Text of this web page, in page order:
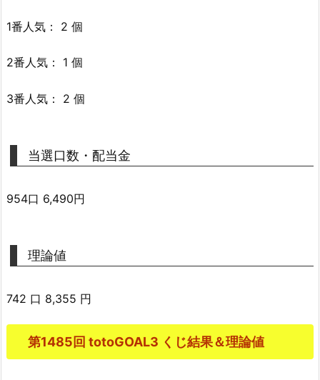
1番人気： 2 個
2番人気： 1 個
3番人気： 2 個
当選口数・配当金
954口 6,490円
理論値
742 口 8,355 円
第1485回 totoGOAL3 くじ結果＆理論値